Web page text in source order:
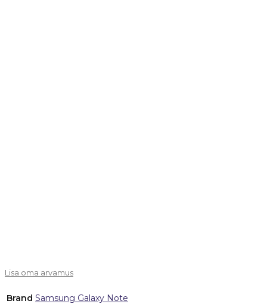
Lisa oma arvamus
Brand Samsung Galaxy Note